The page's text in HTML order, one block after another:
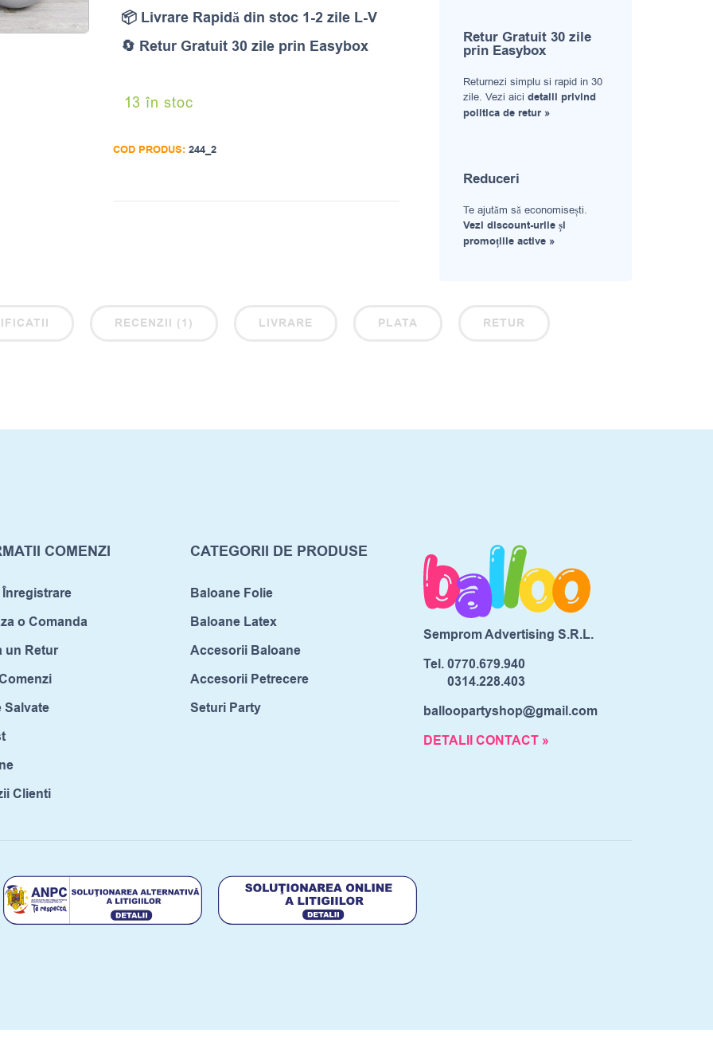
📦 Livrare Rapidă din stoc 1-2 zile L-V
🔄 Retur Gratuit 30 zile prin Easybox
13 în stoc
COD PRODUS: 244_2
Retur Gratuit 30 zile
prin Easybox
Returnezi simplu si rapid in 30
zile. Vezi aici detalii privind
politica de retur »
Reduceri
Te ajutăm să economisești.
Vezi discount-urile și
promoțiile active »
RECENZII (1) LIVRARE PLATA RETUR
COMENZI
o Comanda
un Retur
Salvate
Clienti
CATEGORII DE PRODUSE
Baloane Folie
Baloane Latex
Accesorii Baloane
Accesorii Petrecere
Seturi Party
Semprom Advertising S.R.L.
Tel.0770.679.940
0314.228.403
balloopartyshop@gmail.com
DETALII CONTACT »